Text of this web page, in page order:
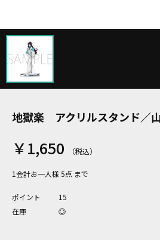
地獄楽 アクリルスタンド／
￥1,650
1会計お一人様 5点 まで
ポイント
15
在庫
◎